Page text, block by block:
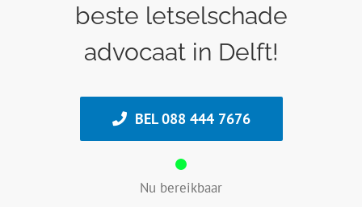
beste letselschade
advocaat in Delft!
BEL 088 444 7676
Nu bereikbaar